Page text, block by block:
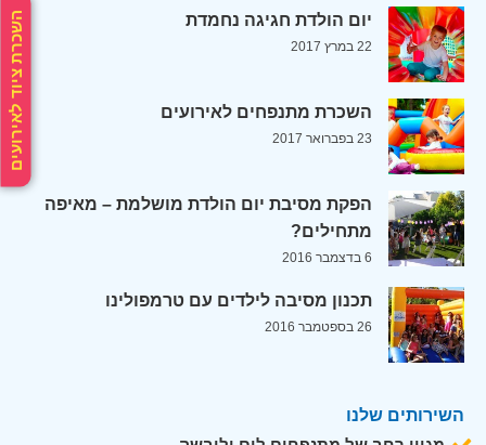
השכרת ציוד לאירועים יום הולדת חגיגה נחמדת
22 במרץ 2017
השכרת מתנפחים לאירועים
23 בפברואר 2017
הפקת מסיבת יום הולדת מושלמת – מאיפה
מתחילים?
6 בדצמבר 2016
תכנון מסיבה לילדים עם טרמפולינו
26 בספטמבר 2016
השירותים שלנו